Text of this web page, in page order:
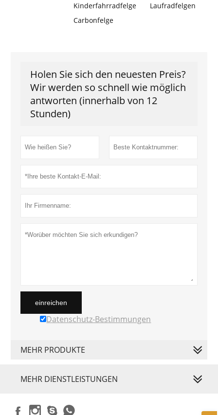
Kinderfahrradfelge
Laufradfelgen
Carbonfelge
Holen Sie sich den neuesten Preis?
Wir werden so schnell wie möglich
antworten (innerhalb von 12
Stunden)
einreichen
Datenschutz-Bestimmungen
MEHR PRODUKTE
MEHR DIENSTLEISTUNGEN
   